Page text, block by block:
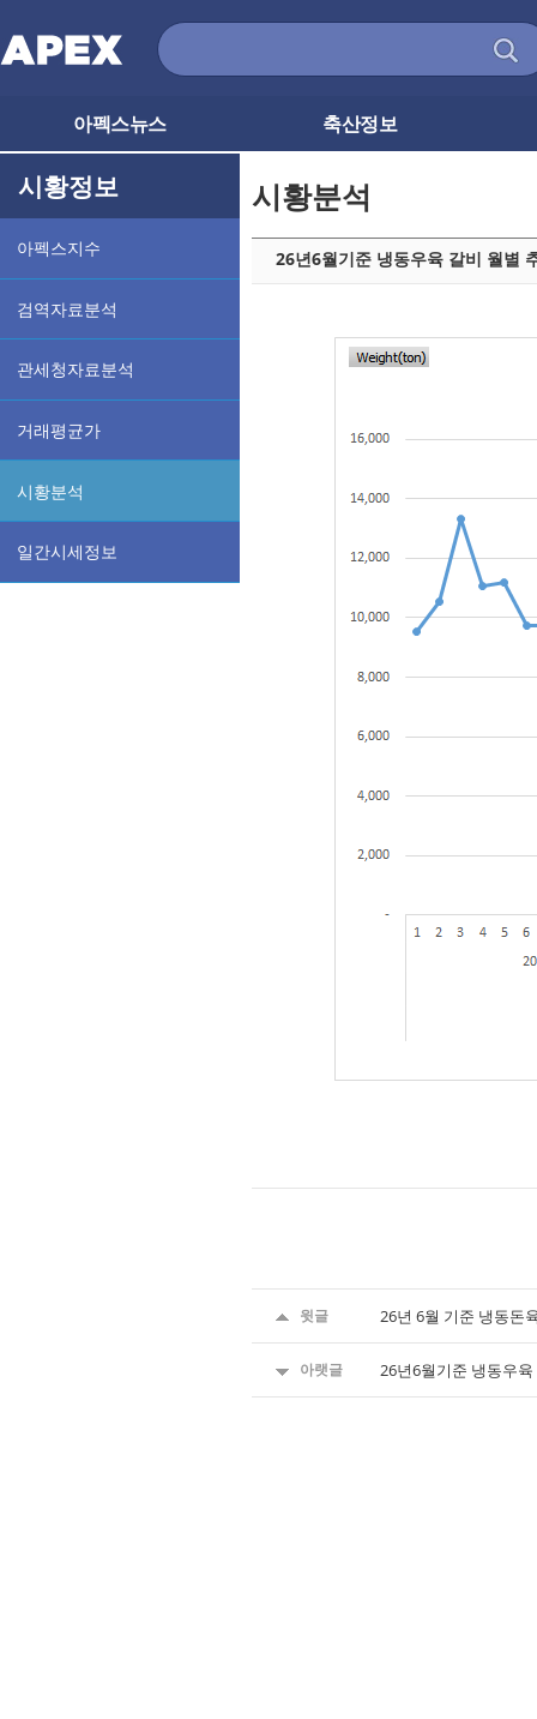
아펙스뉴스 축산정보
시황정보
아펙스지수
검역자료분석
관세청자료분석
거래평균가
시황분석
일간시세정보
시황분석
26년6월기준 냉동우육 갈비 월별
윗글 26년 6월 기준 냉동돈
아랫글 26년6월기준 냉동우